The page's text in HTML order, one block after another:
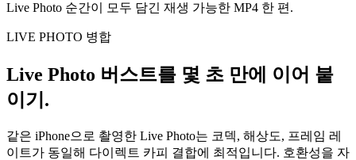
Live Photo 순간이 모두 담긴 재생 가능한 MP4 한 편.
LIVE PHOTO 병합
Live Photo 버스트를 몇 초 만에 이어 붙
이기.
같은 iPhone으로 촬영한 Live Photo는 코덱, 해상도, 프레임 레
이트가 동일해 다이렉트 카피 결합에 최적입니다. 호환성을 자